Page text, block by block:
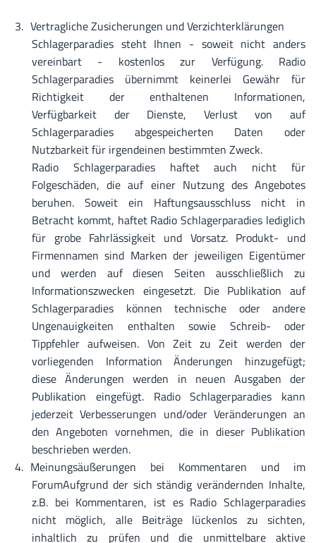
Vertragliche Zusicherungen und Verzichterklärungen
Schlagerparadies steht Ihnen - soweit nicht anders
vereinbart - kostenlos zur Verfügung. Radio
Schlagerparadies übernimmt keinerlei Gewähr für
Richtigkeit der enthaltenen Informationen,
Verfügbarkeit der Dienste, Verlust von auf
Schlagerparadies abgespeicherten Daten oder
Nutzbarkeit für irgendeinen bestimmten Zweck.
Radio Schlagerparadies haftet auch nicht für
Folgeschäden, die auf einer Nutzung des Angebotes
beruhen. Soweit ein Haftungsausschluss nicht in
Betracht kommt, haftet Radio Schlagerparadies lediglich
für grobe Fahrlässigkeit und Vorsatz. Produkt- und
Firmennamen sind Marken der jeweiligen Eigentümer
und werden auf diesen Seiten ausschließlich zu
Informationszwecken eingesetzt. Die Publikation auf
Schlagerparadies können technische oder andere
Ungenauigkeiten enthalten sowie Schreib- oder
Tippfehler aufweisen. Von Zeit zu Zeit werden der
vorliegenden Information Änderungen hinzugefügt;
diese Änderungen werden in neuen Ausgaben der
Publikation eingefügt. Radio Schlagerparadies kann
jederzeit Verbesserungen und/oder Veränderungen an
den Angeboten vornehmen, die in dieser Publikation
beschrieben werden.
Meinungsäußerungen bei Kommentaren und im
ForumAufgrund der sich ständig verändernden Inhalte,
z.B. bei Kommentaren, ist es Radio Schlagerparadies
nicht möglich, alle Beiträge lückenlos zu sichten,
inhaltlich zu prüfen und die unmittelbare aktive